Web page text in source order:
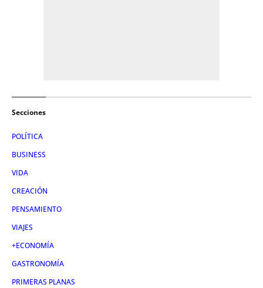
Secciones
POLÍTICA
BUSINESS
VIDA
CREACIÓN
PENSAMIENTO
VIAJES
+ECONOMÍA
GASTRONOMÍA
PRIMERAS PLANAS